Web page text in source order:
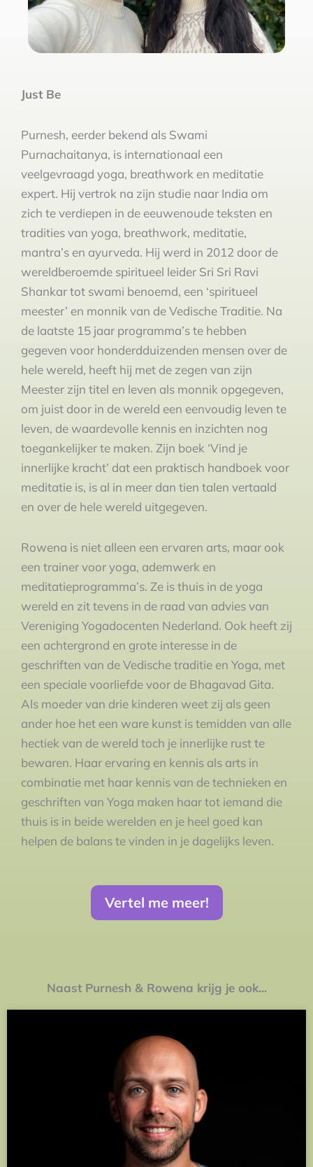
Just Be
Purnesh, eerder bekend als Swami
Purnachaitanya, is internationaal een
veelgevraagd yoga, breathwork en meditatie
expert. Hij vertrok na zijn studie naar India om
zich te verdiepen in de eeuwenoude teksten en
tradities van yoga, breathwork, meditatie,
mantra’s en ayurveda. Hij werd in 2012 door de
wereldberoemde spiritueel leider Sri Sri Ravi
Shankar tot swami benoemd, een ‘spiritueel
meester’ en monnik van de Vedische Traditie. Na
de laatste 15 jaar programma’s te hebben
gegeven voor honderdduizenden mensen over de
hele wereld, heeft hij met de zegen van zijn
Meester zijn titel en leven als monnik opgegeven,
om juist door in de wereld een eenvoudig leven te
leven, de waardevolle kennis en inzichten nog
toegankelijker te maken. Zijn boek ‘Vind je
innerlijke kracht’ dat een praktisch handboek voor
meditatie is, is al in meer dan tien talen vertaald
en over de hele wereld uitgegeven.
Rowena is niet alleen een ervaren arts, maar ook
een trainer voor yoga, ademwerk en
meditatieprogramma’s. Ze is thuis in de yoga
wereld en zit tevens in de raad van advies van
Vereniging Yogadocenten Nederland. Ook heeft zij
een achtergrond en grote interesse in de
geschriften van de Vedische traditie en Yoga, met
een speciale voorliefde voor de Bhagavad Gita.
Als moeder van drie kinderen weet zij als geen
ander hoe het een ware kunst is temidden van alle
hectiek van de wereld toch je innerlijke rust te
bewaren. Haar ervaring en kennis als arts in
combinatie met haar kennis van de technieken en
geschriften van Yoga maken haar tot iemand die
thuis is in beide werelden en je heel goed kan
helpen de balans te vinden in je dagelijks leven.
Vertel me meer!
Naast Purnesh & Rowena krijg je ook...